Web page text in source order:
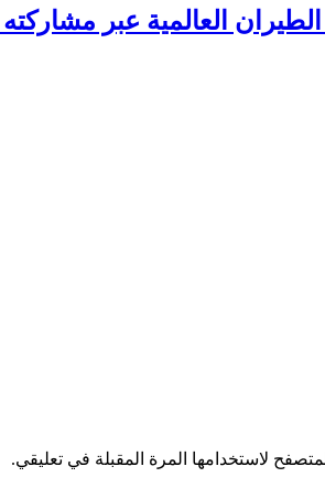
العالمية عبر مشاركته في
لاستخدامها المرة المقبلة في تعليقي.